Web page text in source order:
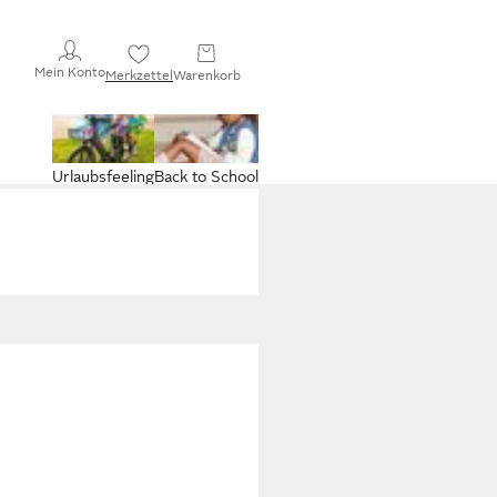
Mein KontoMerkzettelWarenkorb
Back to School
Urlaubsfeeling